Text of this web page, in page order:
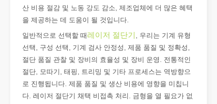
산 비용 절감 및 노동 강도 감소, 제조업체에 더 많은 혜택
을 제공하는 데 도움이 될 것입니다.
일반적으로 선택할 때레이저 절단기
, 우리는 기계 유형
선택, 구성 선택, 기계 검사 안정성, 제품 품질 및 정확성,
절단 품질 관찰 및 장비의 효율성 및 장비 운영. 전통적인
절단, 모따기, 태핑, 트리밍 및 기타 프로세스는 역방향으
로 진행됩니다. 제품 품질 및 생산 비용에 영향을 미칩니
다. 레이저 절단기 채택 비접촉 처리. 금형을 열 필요가 없